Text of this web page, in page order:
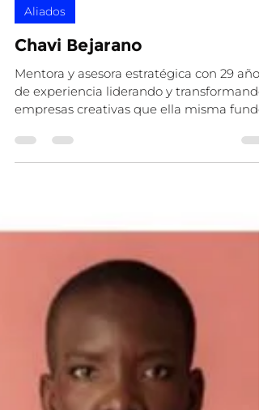
Amo Ecuador
29 may 2025
1 min de lectura
Aliados
Chavi Bejarano
Mentora y asesora estratégica con 29 años
de experiencia liderando y transformando